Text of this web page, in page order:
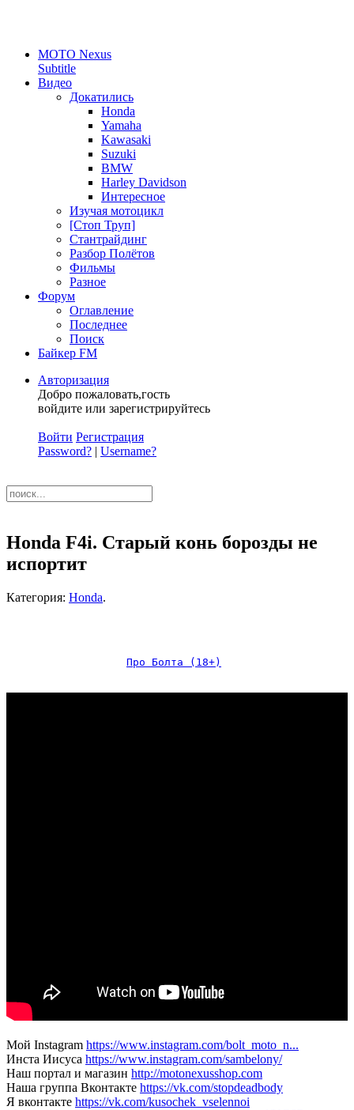
MOTO Nexus
Subtitle
Видео
Докатились
Honda
Yamaha
Kawasaki
Suzuki
BMW
Harley Davidson
Интересное
Изучая мотоцикл
[Стоп Труп]
Стантрайдинг
Разбор Полётов
Фильмы
Разное
Форум
Оглавление
Последнее
Поиск
Байкер FM
Авторизация
Добро пожаловать,гость
войдите или зарегистрируйтесь
Войти Регистрация
Password? | Username?
Honda F4i. Старый конь борозды не
испортит
Категория: Honda.
Про Болта (18+)
Мой Instagram https://www.instagram.com/bolt_moto_n...
Инста Иисуса https://www.instagram.com/sambelony/
Наш портал и магазин http://motonexusshop.com
Наша группа Вконтакте https://vk.com/stopdeadbody
Я вконтакте https://vk.com/kusochek_vselennoi